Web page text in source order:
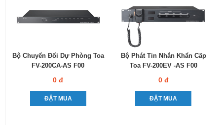
Bộ Chuyển Đổi Dự Phòng Toa
FV-200CA-AS F00
0 đ
ĐẶT MUA
Bộ Phát Tin Nhắn Khẩn Cấp
Toa FV-200EV -AS F00
0 đ
ĐẶT MUA